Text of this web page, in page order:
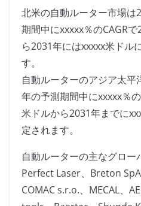
北米の自動ルーター市場は
期間中にxxxxx％のCAGR
ら2031年にはxxxxx米ドル
す。
自動ルーターのアジア太平
年の予測期間中にxxxxx％
米ドルから2031年までに
定されます。
自動ルーターの主なグロー
Perfect Laser、Breton
COMAC s.r.o.、MECAL、